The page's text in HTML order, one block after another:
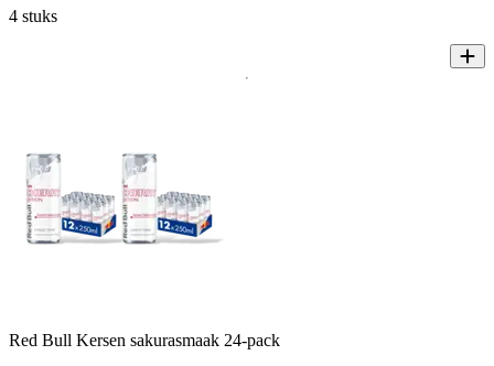
4 stuks
Red Bull Kersen sakurasmaak 24-pack